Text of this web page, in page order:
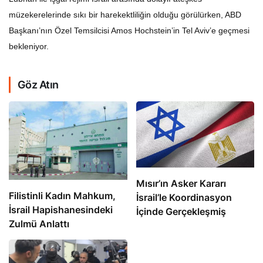
müzekerelerinde sıkı bir harekektliliğin olduğu görülürken, ABD
Başkanı’nın Özel Temsilcisi Amos Hochstein’in Tel Aviv’e geçmesi
bekleniyor.
Göz Atın
Filistinli Kadın Mahkum,
İsrail Hapishanesindeki
Zulmü Anlattı
Mısır’ın Asker Kararı
İsrail’le Koordinasyon
İçinde Gerçekleşmiş